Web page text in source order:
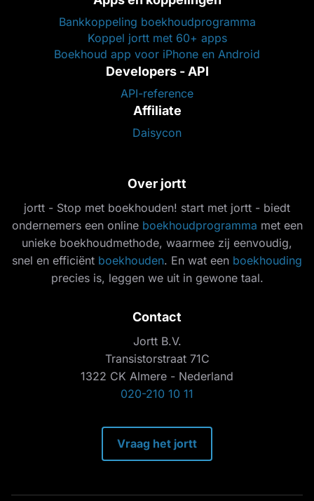
Bankkoppeling boekhoudprogramma
Koppel jortt met 60+ apps
Boekhoud app voor iPhone en Android
Developers - API
API-reference
Affiliate
Daisycon
Over jortt
jortt - Stop met boekhouden! start met jortt - biedt
ondernemers een online boekhoudprogramma met een
unieke boekhoudmethode, waarmee zij eenvoudig,
snel en efficiënt boekhouden. En wat een boekhouding
precies is, leggen we uit in gewone taal.
Contact
Jortt B.V.
Transistorstraat 71C
1322 CK Almere - Nederland
020-210 10 11
Vraag het jortt